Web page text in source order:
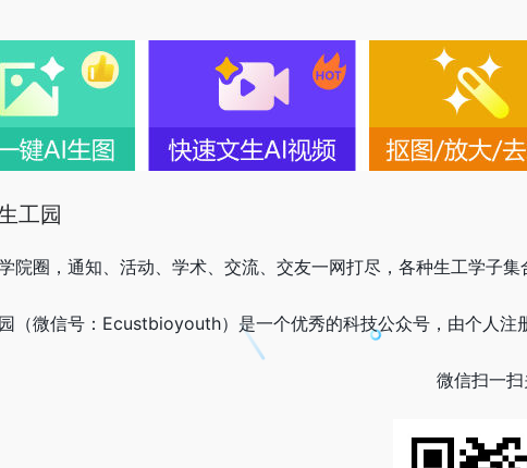
工园
院圈，通知、活动、学术、交流、交友一网打尽，各种生工学子集
（微信号：Ecustbioyouth）是一个优秀的科技公众号，由个人注
微信扫一